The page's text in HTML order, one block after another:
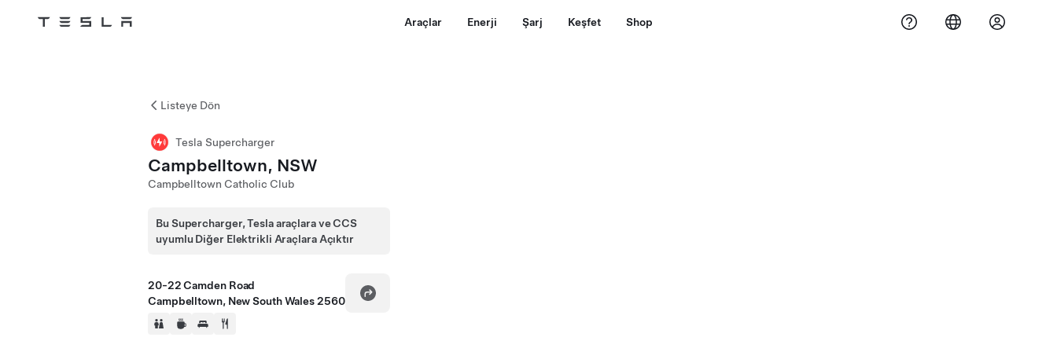
Tesla Araçlar Enerji Şarj Keşfet Shop
Listeye Dön
Tesla Supercharger
Campbelltown, NSW
Campbelltown Catholic Club
Bu Supercharger, Tesla araçlara ve CCS
uyumlu Diğer Elektrikli Araçlara Açıktır
20-22 Camden Road
Campbelltown, New South Wales 2560